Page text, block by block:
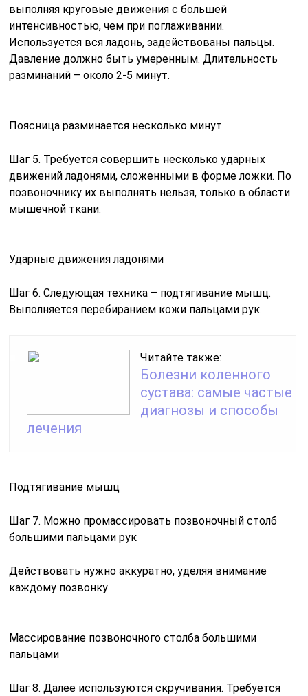
выполняя круговые движения с большей
интенсивностью, чем при поглаживании.
Используется вся ладонь, задействованы пальцы.
Давление должно быть умеренным. Длительность
разминаний – около 2-5 минут.
Поясница разминается несколько минут
Шаг 5. Требуется совершить несколько ударных
движений ладонями, сложенными в форме ложки. По
позвоночнику их выполнять нельзя, только в области
мышечной ткани.
Ударные движения ладонями
Шаг 6. Следующая техника – подтягивание мышц.
Выполняется перебиранием кожи пальцами рук.
Читайте также:
Болезни коленного
сустава: самые частые
диагнозы и способы
лечения
Подтягивание мышц
Шаг 7. Можно промассировать позвоночный столб
большими пальцами рук
Действовать нужно аккуратно, уделяя внимание
каждому позвонку
Массирование позвоночного столба большими
пальцами
Шаг 8. Далее используются скручивания. Требуется